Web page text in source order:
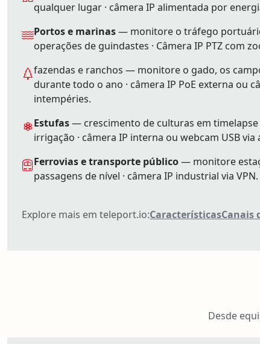
qualquer lugar · câmera IP alimentada por
Portos e marinas— monitore o tráfego
operações de guindastes · Câmera IP PTZ com
fazendas e ranchos — monitore o gado, os
durante todo o ano · câmera IP PoE externa ou
intempéries.
Estufas— crescimento de culturas em timelapse
irrigação · câmera IP interna ou webcam USB
Ferrovias e transporte público— monitore
passagens de nível · câmera IP industrial via VPN.
Explore mais em teleport.io:CaracterísticasCanais
Desde